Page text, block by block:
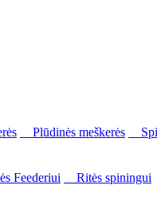
Plūdinės meškerės
Feederiui
Ritės spiningui